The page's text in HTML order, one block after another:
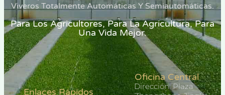
Viveros Totalmente Automáticas Y Semiautomáticas.
Para Los Agricultores, Para La Agricultura, Para
Una Vida Mejor.
Enlaces Rápidos
Oficina Central
Dirección: Plaza